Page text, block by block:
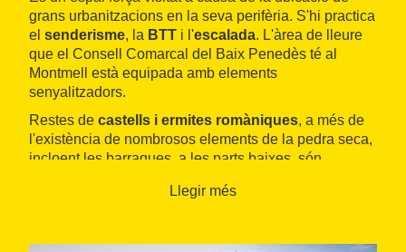
grans urbanitzacions en la seva perifèria. S'hi practica
el senderisme, la BTT i l'escalada. L'àrea de lleure
que el Consell Comarcal del Baix Penedès té al
Montmell està equipada amb elements
senyalitzadors.
Restes de castells i ermites romàniques, a més de
l'existència de nombrosos elements de la pedra seca,
incloent les barraques, a les parts baixes, són
Llegir més